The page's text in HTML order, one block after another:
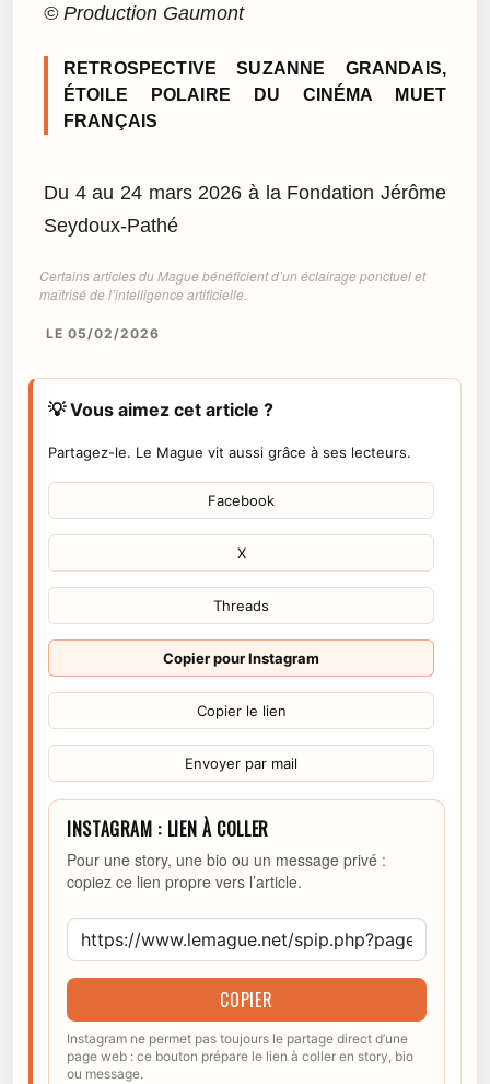
© Production Gaumont
RETROSPECTIVE SUZANNE GRANDAIS,
ÉTOILE POLAIRE DU CINÉMA MUET
FRANÇAIS
Du 4 au 24 mars 2026 à la Fondation Jérôme
Seydoux-Pathé
Certains articles du Mague bénéficient d’un éclairage ponctuel et
maîtrisé de l’intelligence artificielle.
LE 05/02/2026
💡 Vous aimez cet article ?
Partagez-le. Le Mague vit aussi grâce à ses lecteurs.
Facebook
X
Threads
Copier pour Instagram
Copier le lien
Envoyer par mail
INSTAGRAM : LIEN À COLLER
Pour une story, une bio ou un message privé :
copiez ce lien propre vers l’article.
COPIER
Instagram ne permet pas toujours le partage direct d’une
page web : ce bouton prépare le lien à coller en story, bio
ou message.